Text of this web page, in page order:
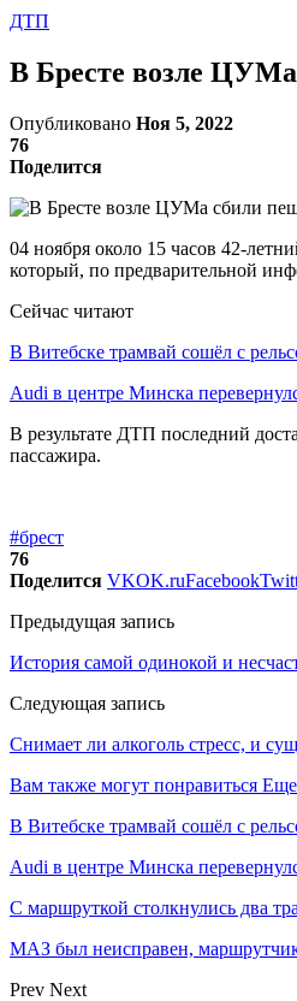
ДТП
В Бресте возле
Опубликовано Ноя 5, 2022
76
Поделится
04 ноября около 15 часов 42-
который, по предварительной
Сейчас читают
В Витебске трамвай сошёл с
Audi в центре Минска
В результате ДТП последний
пассажира.
#брест
76
Поделится VKOK.ruFacebook
Предыдущая запись
История самой одинокой и
Следующая запись
Снимает ли алкоголь стресс, и
Вам также могут понравиться Еще
В Витебске трамвай сошёл с
Audi в центре Минска
С маршруткой столкнулись два
МАЗ был неисправен,
Prev Next